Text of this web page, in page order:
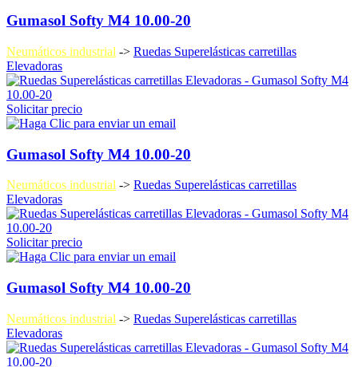
Gumasol Softy M4 10.00-20
Neumáticos industrial -> Ruedas Superelásticas carretillas
Elevadoras
Solicitar precio
Gumasol Softy M4 10.00-20
Neumáticos industrial -> Ruedas Superelásticas carretillas
Elevadoras
Solicitar precio
Gumasol Softy M4 10.00-20
Neumáticos industrial -> Ruedas Superelásticas carretillas
Elevadoras